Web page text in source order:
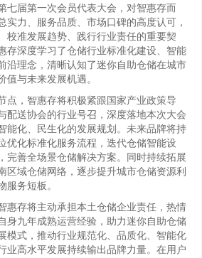
七届第一次会员代表大会，对智惠存而
实力、服务品质、市场口碑的高度认可，
校准发展趋势、践行行业责任的重要契
存深度学习了仓储行业标准化建设、智能
沿理念，清晰认知了迷你自助仓储在城市
值与未来发展机遇。
，智惠存将积极紧跟国家产业政策导
配送协会的行业号召，深度落地本次大会
能化、民生化的发展规划。未来品牌将持
优化标准化服务流程，迭代仓储智能设
完善全场景仓储解决方案。同时持续拓展
区域仓储网络，逐步提升城市仓储资源利
服务短板。
存将主动承担本土仓储企业责任，热情
身九年成熟运营经验，助力迷你自助仓储
模式，推动行业规范化、品质化、智能化
业高水平发展持续输出品牌力量。在用户